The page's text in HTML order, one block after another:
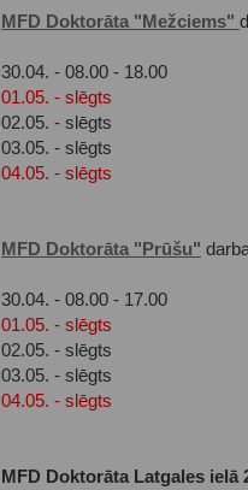
MFD Doktorāta "Mežciems"
30.04. - 08.00 - 18.00
01.05. - slēgts
02.05. - slēgts
03.05. - slēgts
04.05. - slēgts
MFD Doktorāta "Prūšu"
30.04. - 08.00 - 17.00
01.05. - slēgts
02.05. - slēgts
03.05. - slēgts
04.05. - slēgts
MFD Doktorāta Latgales ielā